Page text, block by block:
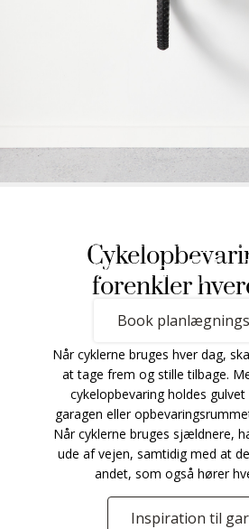
der passer til din
dig gerne med
Book
forenkler
Når cyklerne bruges hver dag,
at tage frem og stille tilbage.
cykelopbevaring holdes
garagen eller
Når cyklerne bruges sjældnere,
ude af vejen, samtidig med at
andet, som også hører
Inspiration til